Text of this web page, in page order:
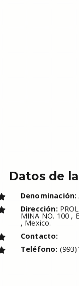
Datos de
Denominación:
Dirección:
MINA NO. 100 ,
, Mexico.
Contacto:
Teléfono: